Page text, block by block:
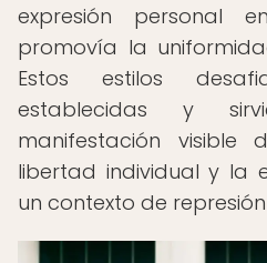
expresión personal
promovía la
Estos estilos
establecidas y
manifestación
libertad individual y la
un contexto de